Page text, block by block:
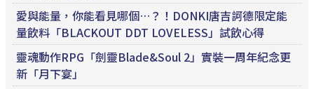
愛與能量，你能看見哪個…？！DONKI唐吉訶德限定能
量飲料「BLACKOUT DDT LOVELESS」試飲心得
靈魂動作RPG「劍靈Blade&Soul 2」實裝一周年紀念更
新「月下宴」